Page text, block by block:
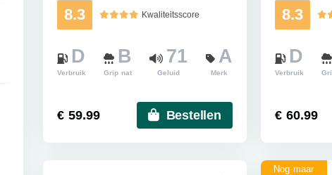
8.3 Kwaliteitsscore
D
Verbruik
B
Grip nat
71
Geluid
A
Merk
€ 59.99 Bestellen
8.3
D
Verbruik
€ 60.99
Nog maar